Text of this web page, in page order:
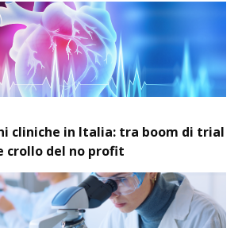
cliniche in Italia: tra boom di trial
crollo del no profit